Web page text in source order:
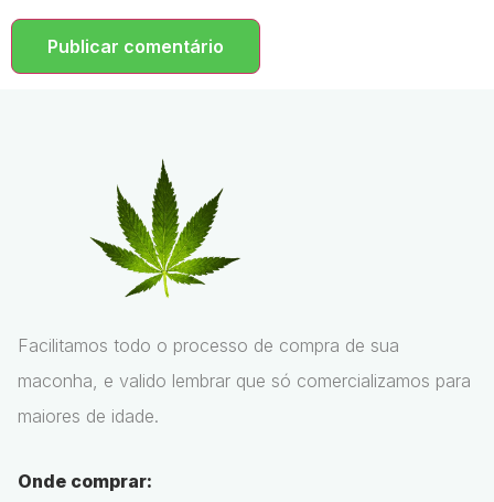
Facilitamos todo o processo de compra de sua
maconha, e valido lembrar que só comercializamos para
maiores de idade.
Onde comprar: